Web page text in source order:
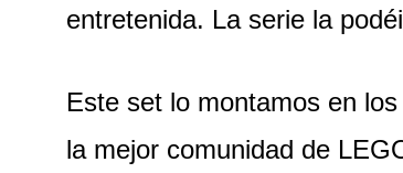
entretenida. La serie la
Este set lo montamos en
la mejor comunidad de